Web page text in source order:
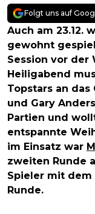
Folgt uns auf
Auch am 23.12.
gewohnt
Session vor der
Heiligabend
Topstars an das
und Gary
Partien und
entspannte
im Einsatz war
zweiten Runde
Spieler mit dem
Runde.